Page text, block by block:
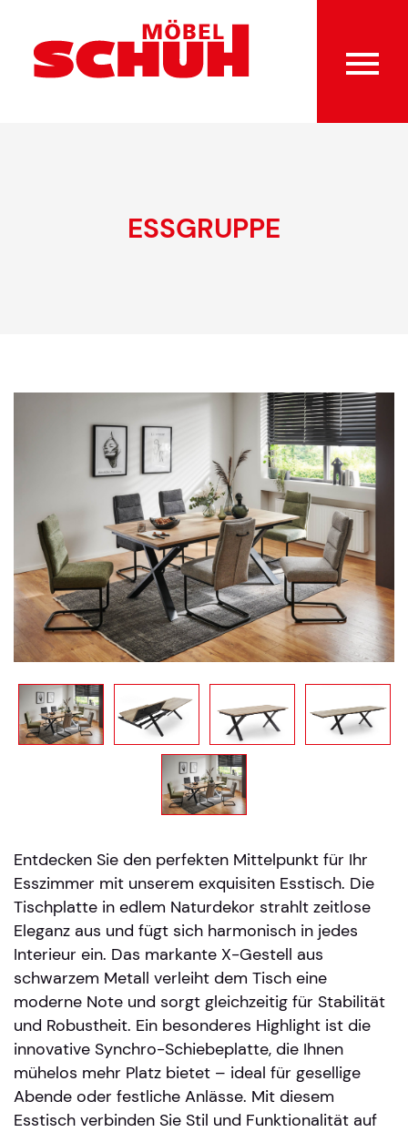
ESSGRUPPE
Entdecken Sie den perfekten Mittelpunkt für Ihr
Esszimmer mit unserem exquisiten Esstisch. Die
Tischplatte in edlem Naturdekor strahlt zeitlose
Eleganz aus und fügt sich harmonisch in jedes
Interieur ein. Das markante X-Gestell aus
schwarzem Metall verleiht dem Tisch eine
moderne Note und sorgt gleichzeitig für Stabilität
und Robustheit. Ein besonderes Highlight ist die
innovative Synchro-Schiebeplatte, die Ihnen
mühelos mehr Platz bietet – ideal für gesellige
Abende oder festliche Anlässe. Mit diesem
Esstisch verbinden Sie Stil und Funktionalität auf